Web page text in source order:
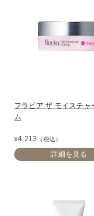
フラビア ザ モイスチャ
ム
¥4,213 （税込）
詳細を見る